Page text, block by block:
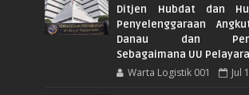
Ditjen Hubdat dan
Penyelenggaraan
Danau dan
Sebagaimana UU
Warta Logistik 001 Jul